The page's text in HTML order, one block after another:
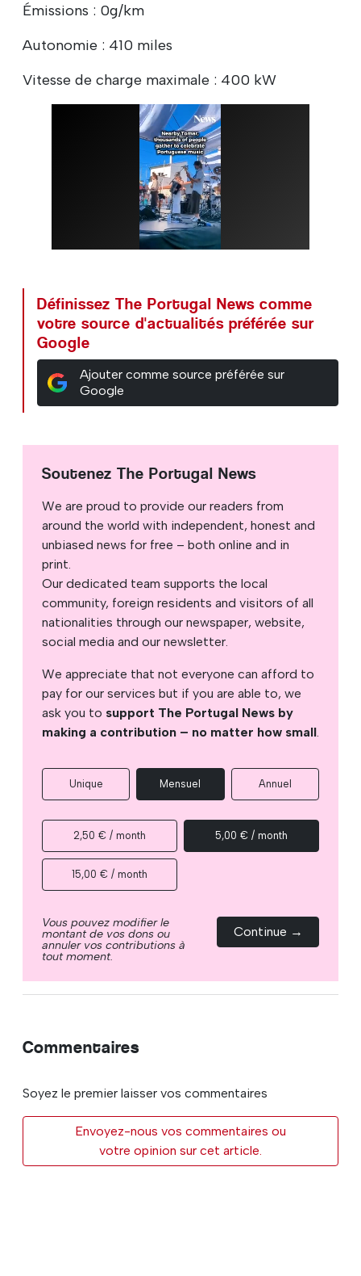
Émissions : 0g/km
Autonomie : 410 miles
Vitesse de charge maximale : 400 kW
Définissez The Portugal News comme
votre source d'actualités préférée sur
Google
Ajouter comme source préférée sur
Google
Soutenez The Portugal News
We are proud to provide our readers from
around the world with independent, honest and
unbiased news for free – both online and in
print.
Our dedicated team supports the local
community, foreign residents and visitors of all
nationalities through our newspaper, website,
social media and our newsletter.
We appreciate that not everyone can afford to
pay for our services but if you are able to, we
ask you to support The Portugal News by
making a contribution – no matter how small
Unique Mensuel Annuel
2,50 € / month 5,00 € / month
15,00 € / month
Vous pouvez modifier le
montant de vos dons ou
annuler vos contributions à
tout moment.
Continue →
Commentaires
Soyez le premier laisser vos commentaires
Envoyez-nous vos commentaires ou
votre opinion sur cet article.